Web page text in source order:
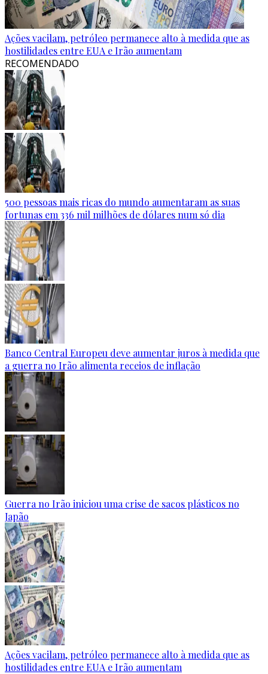
Ações vacilam, petróleo permanece alto à medida que as
hostilidades entre EUA e Irão aumentam
RECOMENDADO
500 pessoas mais ricas do mundo aumentaram as suas
fortunas em 336 mil milhões de dólares num só dia
Banco Central Europeu deve aumentar juros à medida que
a guerra no Irão alimenta receios de inflação
Guerra no Irão iniciou uma crise de sacos plásticos no
Japão
Ações vacilam, petróleo permanece alto à medida que as
hostilidades entre EUA e Irão aumentam